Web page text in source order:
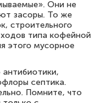
Они не
засоры. То же
строительного
типа кофейной
этого мусорное
септика.
Помните, что